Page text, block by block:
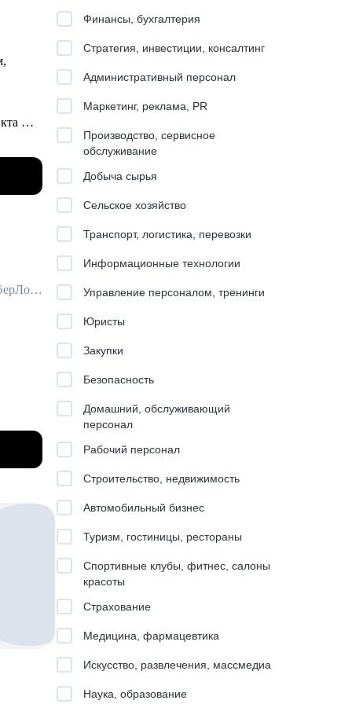
Партнер по обучению и развитию (T&D partner) в Авито / ex-Самокат, СберЛогистика
Финансы, бухгалтерия
Стратегия, инвестиции, консалтинг
Административный персонал
Маркетинг, реклама, PR
Производство, сервисное
обслуживание
Добыча сырья
Сельское хозяйство
Транспорт, логистика, перевозки
Информационные технологии
Управление персоналом, тренинги
Юристы
Закупки
Безопасность
Домашний, обслуживающий
персонал
Рабочий персонал
Строительство, недвижимость
Автомобильный бизнес
Туризм, гостиницы, рестораны
Спортивные клубы, фитнес, салоны
красоты
Страхование
Медицина, фармацевтика
Искусство, развлечения, массмедиа
Наука, образование